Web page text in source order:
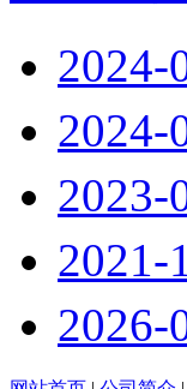
2024-
2024-
2023-
2021-
2026-